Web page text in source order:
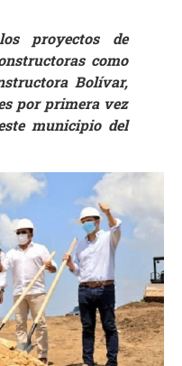
proyectos de
como
Bolívar,
por primera vez
municipio del